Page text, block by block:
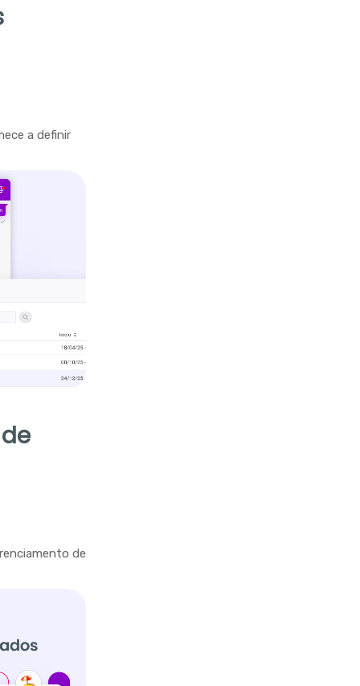
a definir
de